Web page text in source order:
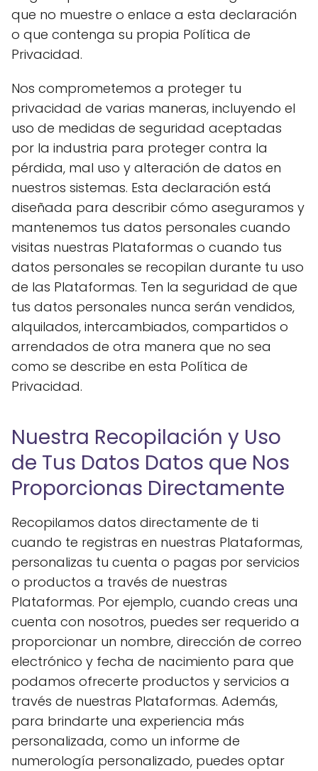
que no muestre o enlace a esta declaración
o que contenga su propia Política de
Privacidad.
Nos comprometemos a proteger tu
privacidad de varias maneras, incluyendo el
uso de medidas de seguridad aceptadas
por la industria para proteger contra la
pérdida, mal uso y alteración de datos en
nuestros sistemas. Esta declaración está
diseñada para describir cómo aseguramos y
mantenemos tus datos personales cuando
visitas nuestras Plataformas o cuando tus
datos personales se recopilan durante tu uso
de las Plataformas. Ten la seguridad de que
tus datos personales nunca serán vendidos,
alquilados, intercambiados, compartidos o
arrendados de otra manera que no sea
como se describe en esta Política de
Privacidad.
Nuestra Recopilación y Uso
de Tus Datos Datos que Nos
Proporcionas Directamente
Recopilamos datos directamente de ti
cuando te registras en nuestras Plataformas,
personalizas tu cuenta o pagas por servicios
o productos a través de nuestras
Plataformas. Por ejemplo, cuando creas una
cuenta con nosotros, puedes ser requerido a
proporcionar un nombre, dirección de correo
electrónico y fecha de nacimiento para que
podamos ofrecerte productos y servicios a
través de nuestras Plataformas. Además,
para brindarte una experiencia más
personalizada, como un informe de
numerología personalizado, puedes optar